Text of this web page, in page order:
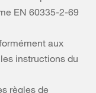
EN 60335-2-69
aux
instructions du
règles de